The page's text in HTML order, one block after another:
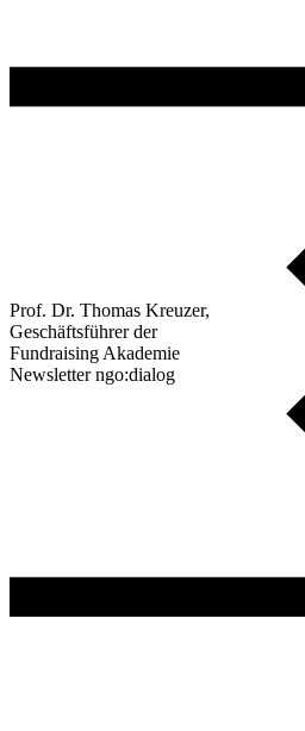
Prof. Dr. Thomas Kreuzer,
Geschäftsführer der
Fundraising Akademie
Newsletter ngo:dialog